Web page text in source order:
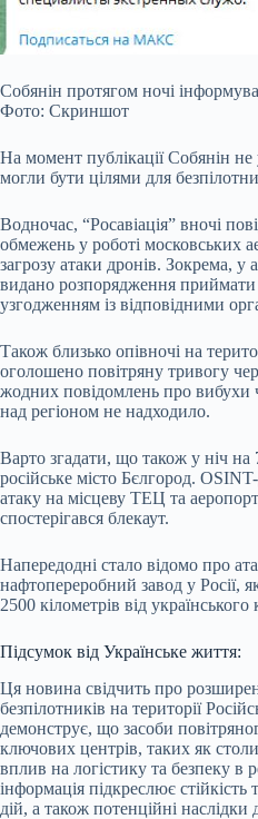
Собянін протягом ночі
Фото: Скриншот
На момент публікації Собянін не
могли бути цілями для
Водночас, “Росавіація” вночі
обмежень у роботі московських
загрозу атаки дронів. Зокрема,
видано розпорядження приймати
узгодженням із відповідними
Також близько опівночі на
оголошено повітряну тривогу
жодних повідомлень про вибухи
над регіоном не надходило.
Варто згадати, що також у ніч
російське місто Бєлгород.
атаку на місцеву ТЕЦ та
спостерігався блекаут.
Напередодні стало відомо про
нафтопереробний завод у Росії,
2500 кілометрів від українського
Підсумок від Українське життя:
Ця новина свідчить про
безпілотників на території
демонструє, що засоби
ключових центрів, таких як
вплив на логістику та безпеку в
інформація підкреслює стійкість
дій, а також потенційні наслідки